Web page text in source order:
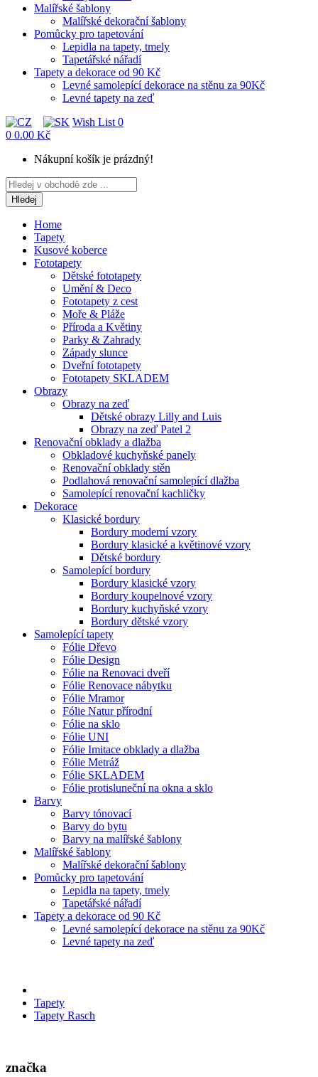
Malířské šablony
Malířské dekorační šablony
Pomůcky pro tapetování
Lepidla na tapety, tmely
Tapetářské nářadí
Tapety a dekorace od 90 Kč
Levné samolepící dekorace na stěnu za 90Kč
Levné tapety na zeď
Wish List 0
0 0.00 Kč
Nákupní košík je prázdný!
Hledej
Home
Tapety
Kusové koberce
Fototapety
Dětské fototapety
Umění & Deco
Fototapety z cest
Moře & Pláže
Příroda a Květiny
Parky & Zahrady
Západy slunce
Dveřní fototapety
Fototapety SKLADEM
Obrazy
Obrazy na zeď
Dětské obrazy Lilly and Luis
Obrazy na zeď Patel 2
Renovační obklady a dlažba
Obkladové kuchyňské panely
Renovační obklady stěn
Podlahová renovační samolepící dlažba
Samolepící renovační kachličky
Dekorace
Klasické bordury
Bordury moderní vzory
Bordury klasické a květinové vzory
Dětské bordury
Samolepící bordury
Bordury klasické vzory
Bordury koupelnové vzory
Bordury kuchyňské vzory
Bordury dětské vzory
Samolepící tapety
Fólie Dřevo
Fólie Design
Fólie na Renovaci dveří
Fólie Renovace nábytku
Fólie Mramor
Fólie Natur přírodní
Fólie na sklo
Fólie UNI
Fólie Imitace obklady a dlažba
Fólie Metráž
Fólie SKLADEM
Fólie protisluneční na okna a sklo
Barvy
Barvy tónovací
Barvy do bytu
Barvy na malířské šablony
Malířské šablony
Malířské dekorační šablony
Pomůcky pro tapetování
Lepidla na tapety, tmely
Tapetářské nářadí
Tapety a dekorace od 90 Kč
Levné samolepící dekorace na stěnu za 90Kč
Levné tapety na zeď
Tapety
Tapety Rasch
značka